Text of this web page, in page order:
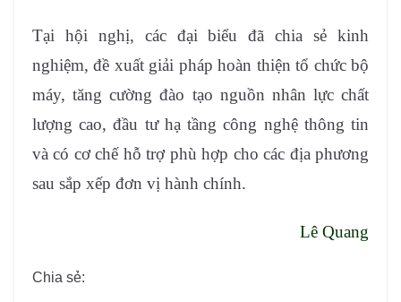
Tại hội nghị, các đại biểu đã chia sẻ kinh
nghiệm, đề xuất giải pháp hoàn thiện tổ chức bộ
máy, tăng cường đào tạo nguồn nhân lực chất
lượng cao, đầu tư hạ tầng công nghệ thông tin
và có cơ chế hỗ trợ phù hợp cho các địa phương
sau sắp xếp đơn vị hành chính.
Lê Quang
Chia sẻ: